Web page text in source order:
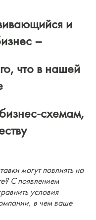
и
–
что в нашей
схемам,
могут повлиять на
С появлением
условия
в чем ваше